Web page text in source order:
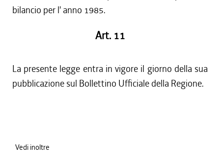
bilancio per l' anno 1985.
Art. 11
La presente legge entra in vigore il giorno della sua
pubblicazione sul Bollettino Ufficiale della Regione.
Vedi inoltre